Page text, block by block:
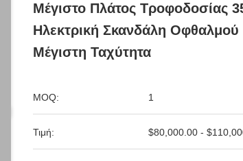
Μέγιστο Πλάτος Τροφοδοσίας
Ηλεκτρική Σκανδάλη
Μέγιστη Ταχύτητα
MOQ: 1
Τιμή: $80,000.00 -